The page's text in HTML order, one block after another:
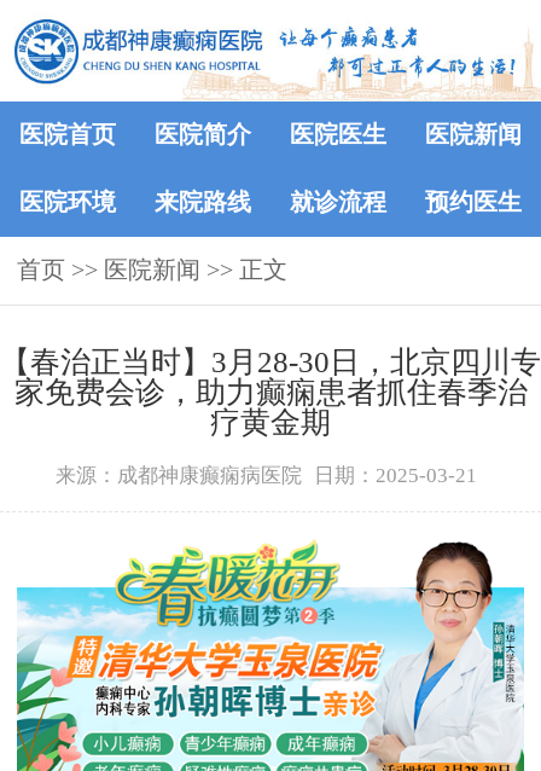
医院首页 医院简介 医院医生 医院新闻
医院环境 来院路线 就诊流程 预约医生
首页 >> 医院新闻 >> 正文
【春治正当时】‌3月28-30日，北京四川专
家免费会诊，助力癫痫患者抓住春季治
疗黄金期
来源：成都神康癫痫病医院 日期：2025-03-21